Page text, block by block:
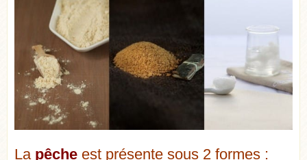
La pêche est présente sous 2 formes :